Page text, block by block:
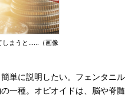
しまうと……（画像
単に説明したい。フェンタニル
一種。オピオイドは、脳や脊髄